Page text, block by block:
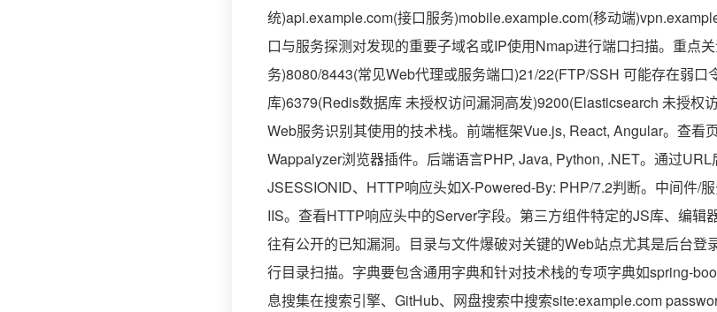
统)api.example.com(接口服务)mobile.example.com(移动端
口与服务探测对发现的重要子域名或IP使用Nmap进行端口扫描。重点
务)8080/8443(常见Web代理或服务端口)21/22(FTP/SSH 可能存在弱口
库)6379(Redis数据库 未授权访问漏洞高发)9200(Elasticsearch 未授权
Web服务识别其使用的技术栈。前端框架Vue.js, React, Angular。查看
Wappalyzer浏览器插件。后端语言PHP, Java, Python, .NET。通过
JSESSIONID、HTTP响应头如X-Powered-By: PHP/7.2判断。中间件/
IIS。查看HTTP响应头中的Server字段。第三方组件特定的JS库、编辑
往有公开的已知漏洞。目录与文件爆破对关键的Web站点尤其是后台登
行目录扫描。字典要包含通用字典和针对技术栈的专项字典如spring-
息搜集在搜索引擎、GitHub、网盘搜索中搜索site:example.com